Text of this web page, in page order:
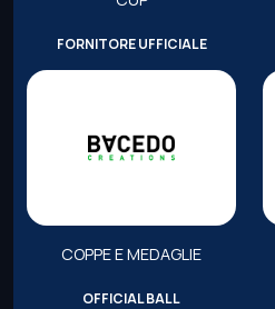
FORNITORE UFFICIALE
COPPE E MEDAGLIE
OFFICIAL BALL